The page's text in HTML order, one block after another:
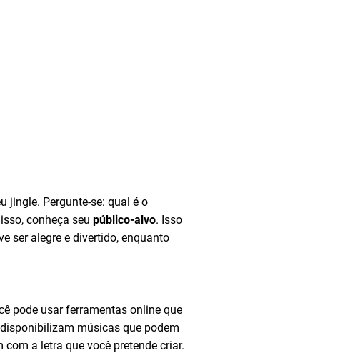
jingle. Pergunte-se: qual é o
conheça seu público-alvo. Isso
ser alegre e divertido, enquanto
pode usar ferramentas online que
disponibilizam músicas que podem
a letra que você pretende criar.